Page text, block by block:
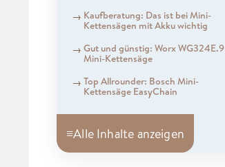
Kaufberatung: Das ist bei Mini-
Kettensägen mit Akku wichtig
Gut und günstig: Worx WG324E.9
Mini-Kettensäge
Top Allrounder: Bosch Mini-
Kettensäge EasyChain
≡Alle Inhalte anzeigen